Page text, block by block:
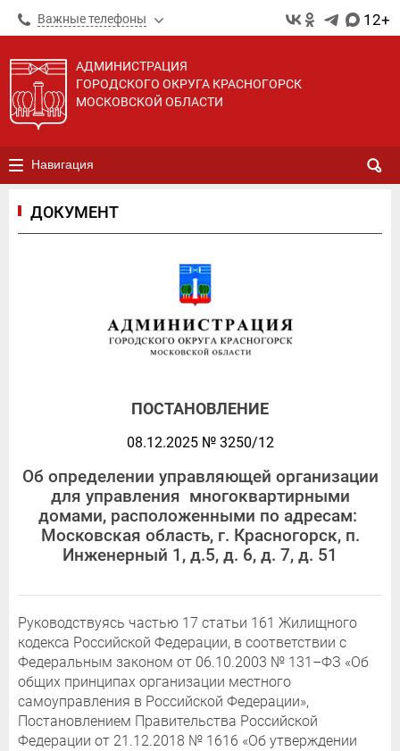
Важные телефоны 12+
АДМИНИСТРАЦИЯ
ГОРОДСКОГО ОКРУГА КРАСНОГОРСК
МОСКОВСКОЙ ОБЛАСТИ
Навигация
ДОКУМЕНТ
ПОСТАНОВЛЕНИЕ
08.12.2025 № 3250/12
Об определении управляющей организации
для управления многоквартирными
домами, расположенными по адресам:
Московская область, г. Красногорск, п.
Инженерный 1, д.5, д. 6, д. 7, д. 51
Руководствуясь частью 17 статьи 161 Жилищного
кодекса Российской Федерации, в соответствии с
Федеральным законом от 06.10.2003 № 131–ФЗ «Об
общих принципах организации местного
самоуправления в Российской Федерации»,
Постановлением Правительства Российской
Федерации от 21.12.2018 № 1616 «Об утверждении